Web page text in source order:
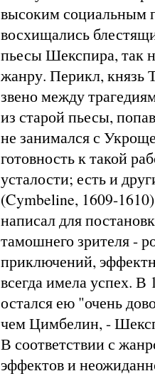
высоким социальным
восхищались
пьесы Шекспира, так
жанру. Перикл, князь
звено между
из старой пьесы,
не занимался с
готовность к такой
усталости; есть и
(Cymbeline, 1609-
написал для
тамошнего зрителя -
приключений,
всегда имела успех.
остался ею "очень
чем Цимбелин, -
В соответствии с
эффектов и